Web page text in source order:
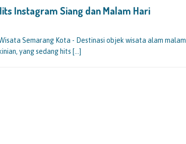
Instagram Siang dan Malam Hari
Semarang Kota - Destinasi objek wisata alam malam
yang sedang hits […]